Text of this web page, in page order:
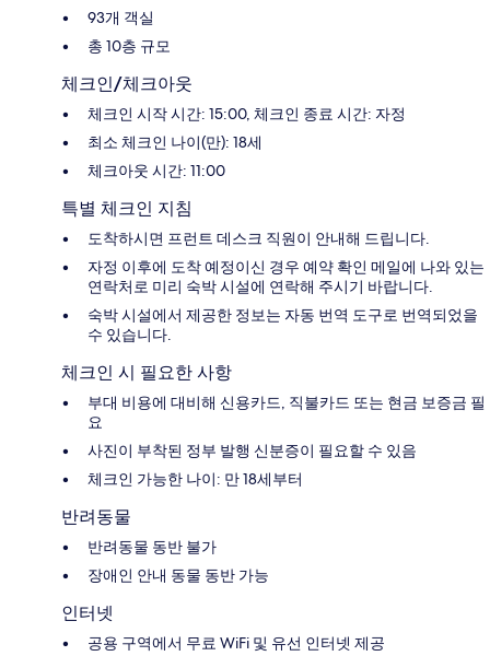
93개 객실
총 10층 규모
체크인/체크아웃
체크인 시작 시간: 15:00, 체크인 종료 시간: 자정
최소 체크인 나이(만): 18세
체크아웃 시간: 11:00
특별 체크인 지침
도착하시면 프런트 데스크 직원이 안내해 드립니다.
자정 이후에 도착 예정이신 경우 예약 확인 메일에 나와 있는
연락처로 미리 숙박 시설에 연락해 주시기 바랍니다.
숙박 시설에서 제공한 정보는 자동 번역 도구로 번역되었을
수 있습니다.
체크인 시 필요한 사항
부대 비용에 대비해 신용카드, 직불카드 또는 현금 보증금 필
요
사진이 부착된 정부 발행 신분증이 필요할 수 있음
체크인 가능한 나이: 만 18세부터
반려동물
반려동물 동반 불가
장애인 안내 동물 동반 가능
인터넷
공용 구역에서 무료 WiFi 및 유선 인터넷 제공